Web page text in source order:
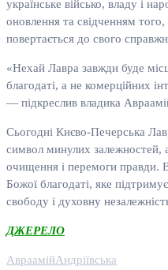
українське військо, владу і
оновлення та свідченням
повертається до свого
«Нехай Лавра завжди буде
благодаті, а не комерційних
— підкреслив владика
Сьогодні Києво-Печерська
символ минулих залежностей,
очищення і перемоги правди.
Божої благодаті, яке
свободу і духовну
ДЖЕРЕЛО
АвраамійАндріївська